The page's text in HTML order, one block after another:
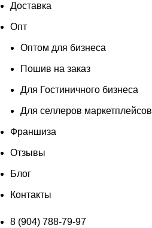
Доставка
Опт
Оптом для бизнеса
Пошив на заказ
Для Гостиничного бизнеса
Для селлеров маркетплейсов
Франшиза
Отзывы
Блог
Контакты
8 (904) 788-79-97